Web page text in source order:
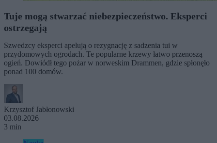
Tuje mogą stwarzać niebezpieczeństwo. Eksperci
ostrzegają
Szwedzcy eksperci apelują o rezygnację z sadzenia tui w
przydomowych ogrodach. Te popularne krzewy łatwo przenoszą
ogień. Dowiódł tego pożar w norweskim Drammen, gdzie spłonęło
ponad 100 domów.
Krzysztof Jabłonowski
03.08.2026
3 min